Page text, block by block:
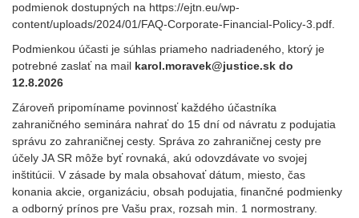
podmienok dostupných na https://ejtn.eu/wp-
content/uploads/2024/01/FAQ-Corporate-Financial-Policy-3.pdf.
Podmienkou účasti je súhlas priameho nadriadeného, ktorý je
potrebné zaslať na mail karol.moravek@justice.sk do
12.8.2026
Zároveň pripomíname povinnosť každého účastníka
zahraničného seminára nahrať do 15 dní od návratu z podujatia
správu zo zahraničnej cesty. Správa zo zahraničnej cesty pre
účely JA SR môže byť rovnaká, akú odovzdávate vo svojej
inštitúcii. V zásade by mala obsahovať dátum, miesto, čas
konania akcie, organizáciu, obsah podujatia, finančné podmienky
a odborný prínos pre Vašu prax, rozsah min. 1 normostrany.